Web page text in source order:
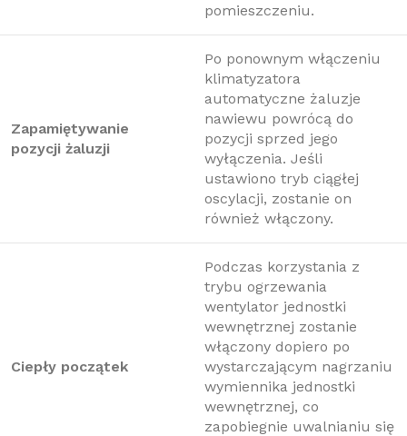
pomieszczeniu.
Zapamiętywanie
pozycji żaluzji
Po ponownym włączeniu
klimatyzatora
automatyczne żaluzje
nawiewu powrócą do
pozycji sprzed jego
wyłączenia. Jeśli
ustawiono tryb ciągłej
oscylacji, zostanie on
również włączony.
Ciepły początek
Podczas korzystania z
trybu ogrzewania
wentylator jednostki
wewnętrznej zostanie
włączony dopiero po
wystarczającym nagrzaniu
wymiennika jednostki
wewnętrznej, co
zapobiegnie uwalnianiu się